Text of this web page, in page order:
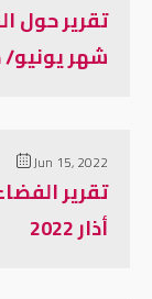
تقرير حول
شهر يونيو/
Jun 15, 2022
تقرير
أذار 2022